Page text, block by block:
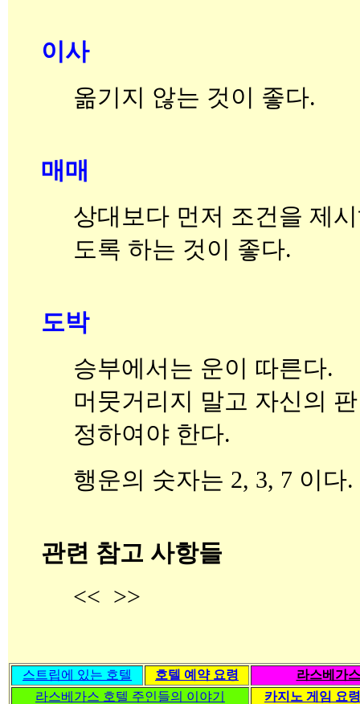
이사
옮기지 않는 것이 좋다.
매매
상대보다 먼저 조건을 제
도록 하는 것이 좋다.
도박
승부에서는 운이 따른다.
머뭇거리지 말고 자신의
정하여야 한다.
행운의 숫자는 2, 3, 7 이다.
관련 참고 사항들
<< >>
스트립에 있는 호텔 호텔 예약 요령
라스베가
라스베가스 호텔 주인들의 이야기
카지노 게임 요령